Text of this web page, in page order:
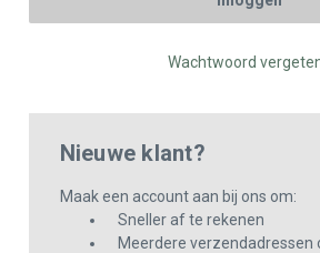
Wachtwoord
Nieuwe klant?
Maak een account aan bij ons om:
Sneller af te rekenen
Meerdere verzendadressen